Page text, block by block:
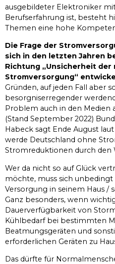
ausgebildeter Elektroniker
Berufserfahrung ist, besteht
Themen eine hohe
Die Frage der
sich in den letzten Jahren
Richtung „Unsicherheit der
Stromversorgung“
Gründen, auf jeden Fall aber
besorgniserregender
Problem auch in den Medien
(Stand September 2022)
Habeck sagt Ende August
werde Deutschland ohne
Stromreduktionen durch den
Wer da nicht so auf Glück
möchte, muss sich
Versorgung in seinem Haus /
Ganz besonders, wenn
Dauerverfügbarkeit von
Kühlbedarf bei bestimmten
Beatmungsgeräten und
erforderlichen Geräten zu
Das dürfte für